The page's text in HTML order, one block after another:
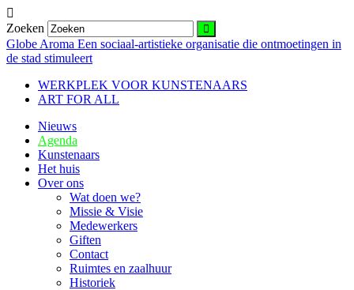
Zoeken
Globe Aroma Een sociaal-artistieke organisatie die ontmoetingen in
de stad stimuleert
WERKPLEK VOOR KUNSTENAARS
ART FOR ALL
Nieuws
Agenda
Kunstenaars
Het huis
Over ons
Wat doen we?
Missie & Visie
Medewerkers
Giften
Contact
Ruimtes en zaalhuur
Historiek